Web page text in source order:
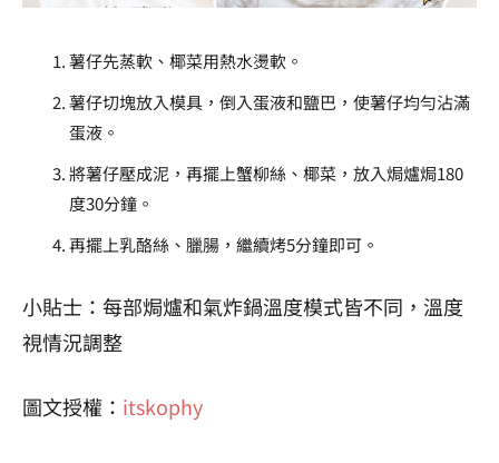
薯仔先蒸軟、椰菜用熱水燙軟。
薯仔切塊放入模具，倒入蛋液和鹽巴，使薯仔均勻沾滿
蛋液。
將薯仔壓成泥，再擺上蟹柳絲、椰菜，放入焗爐焗180
度30分鐘。
再擺上乳酪絲、臘腸，繼續烤5分鐘即可。
小貼士：每部焗爐和氣炸鍋溫度模式皆不同，溫度
視情況調整
圖文授權： itskophy